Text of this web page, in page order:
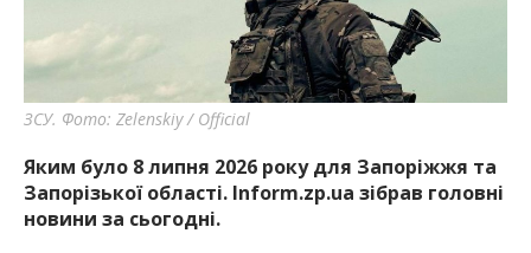
найважливішу інформацію про події
міста Запоріжжя та області.
ЗСУ. Фото: Zelenskiy / Official
Яким було 8 липня 2026 року для Запоріжжя та
Запорізької області. Inform.zp.ua зібрав головні
новини за сьогодні.